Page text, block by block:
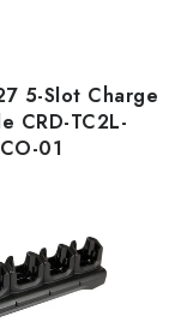
5-Slot Charge
CRD-TC2L-
01